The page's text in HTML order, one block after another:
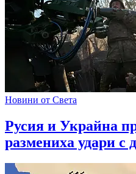
Новини от Света
Русия и Украйна
размениха удари с